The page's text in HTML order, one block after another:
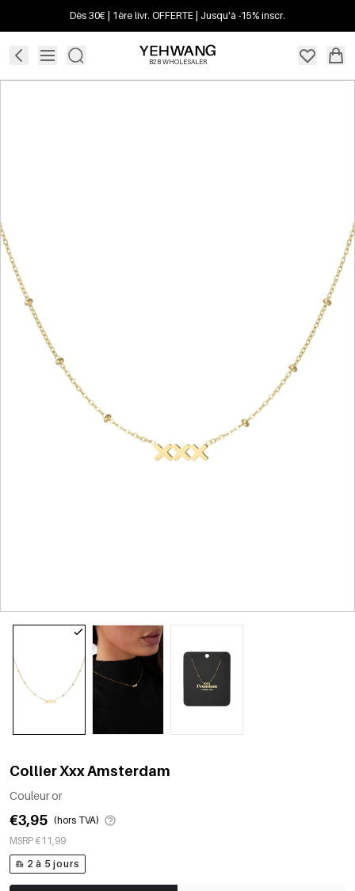
Dès 30€ | 1ère livr. OFFERTE | Jusqu'à -15% inscr.
B2B WHOLESALER
Collier Xxx Amsterdam
Couleur or
€3,95 (hors TVA)
MSRP €11,99
2 à 5 jours